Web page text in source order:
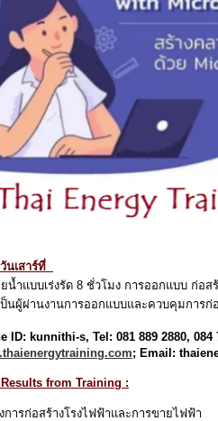
นเสาร์ที่
น้ำแบบเร่งรัด 8 ชั่วโมง การออกแบบ ก่อ
นผู้ผ่านงานการออกแบบและควบคุมการ
ID: kunnithi-s, Tel: 081 889 2880, 084
; Email:
from Training :
การก่อสร้างโรงไฟฟ้าและการขายไฟฟ้า